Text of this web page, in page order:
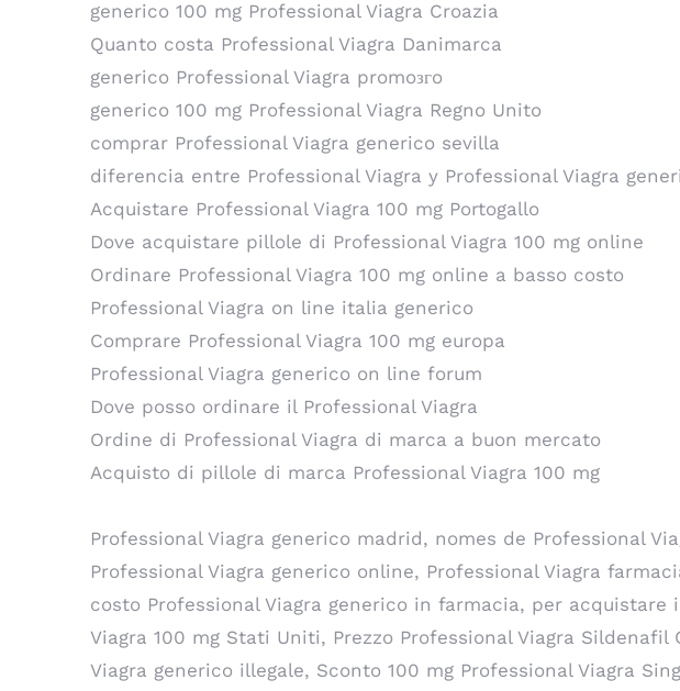
generico 100 mg Professional Viagra Croazia
Quanto costa Professional Viagra Danimarca
generico Professional Viagra promoзгo
generico 100 mg Professional Viagra Regno Unito
comprar Professional Viagra generico sevilla
diferencia entre Professional Viagra y Professional Viagra
Acquistare Professional Viagra 100 mg Portogallo
Dove acquistare pillole di Professional Viagra 100 mg online
Ordinare Professional Viagra 100 mg online a basso costo
Professional Viagra on line italia generico
Comprare Professional Viagra 100 mg europa
Professional Viagra generico on line forum
Dove posso ordinare il Professional Viagra
Ordine di Professional Viagra di marca a buon mercato
Acquisto di pillole di marca Professional Viagra 100 mg
Professional Viagra generico madrid, nomes de Professional
Professional Viagra generico online, Professional Viagra
costo Professional Viagra generico in farmacia, per
Viagra 100 mg Stati Uniti, Prezzo Professional Viagra
Viagra generico illegale, Sconto 100 mg Professional Viagra